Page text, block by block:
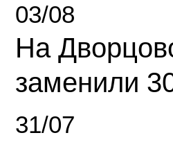
03/08
На
заменили
31/07